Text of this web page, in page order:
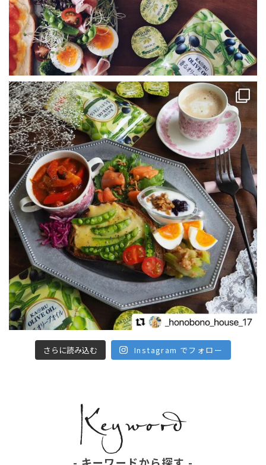
さらに読み込む Instagram でフォロー
キーワードから探す